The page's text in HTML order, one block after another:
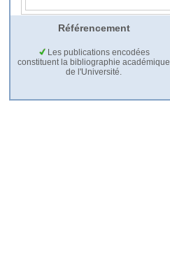
Référencement
Les publications encodées
constituent la bibliographie académique
de l'Université.